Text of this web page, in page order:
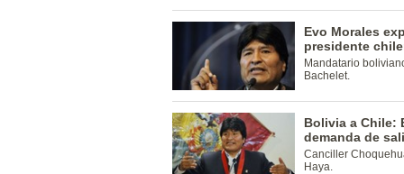
Evo Morales
presidente
Mandatario
Bachelet.
Bolivia a Chile:
demanda de
Canciller
Haya.